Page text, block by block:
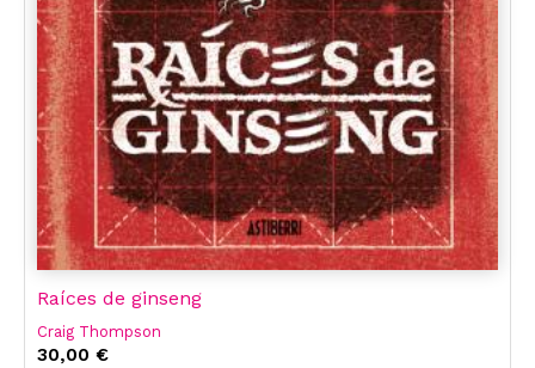
Raíces de ginseng
Craig Thompson
30,00 €